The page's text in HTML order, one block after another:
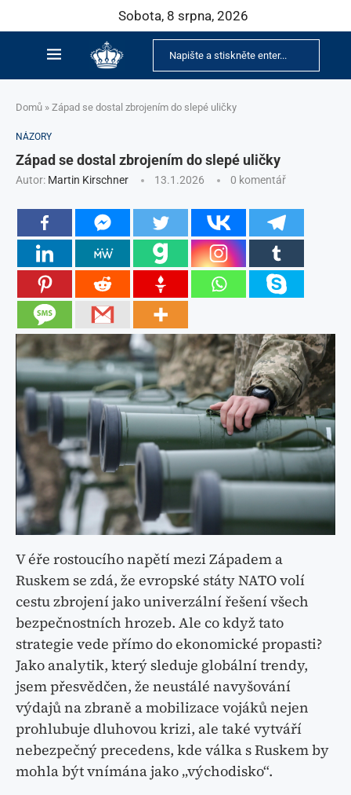
Sobota, 8 srpna, 2026
Domů » Západ se dostal zbrojením do slepé uličky
NÁZORY
Západ se dostal zbrojením do slepé uličky
Autor: Martin Kirschner 13.1.2026 0 komentář
V éře rostoucího napětí mezi Západem a
Ruskem se zdá, že evropské státy NATO volí
cestu zbrojení jako univerzální řešení všech
bezpečnostních hrozeb. Ale co když tato
strategie vede přímo do ekonomické propasti?
Jako analytik, který sleduje globální trendy,
jsem přesvědčen, že neustálé navyšování
výdajů na zbraně a mobilizace vojáků nejen
prohlubuje dluhovou krizi, ale také vytváří
nebezpečný precedens, kde válka s Ruskem by
mohla být vnímána jako „východisko“.